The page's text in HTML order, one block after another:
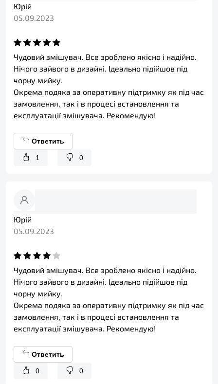
Юрій
05.09.2023
Чудовий змішувач. Все зроблено якісно і надійно.
Нічого зайвого в дизайні. Ідеально підійшов під
чорну мийку.
Окрема подяка за оперативну підтримку як під час
замовлення, так і в процесі встановлення та
експлуатації змішувача. Рекомендую!
Ответить
1 0
Юрій
05.09.2023
Чудовий змішувач. Все зроблено якісно і надійно.
Нічого зайвого в дизайні. Ідеально підійшов під
чорну мийку.
Окрема подяка за оперативну підтримку як під час
замовлення, так і в процесі встановлення та
експлуатації змішувача. Рекомендую!
Ответить
0 0